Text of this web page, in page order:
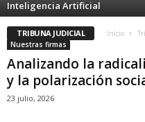
Inteligencia Artificial
TRIBUNA JUDICIAL Inicio
Nuestras firmas
Analizando la
y la polarización
23 julio, 2026